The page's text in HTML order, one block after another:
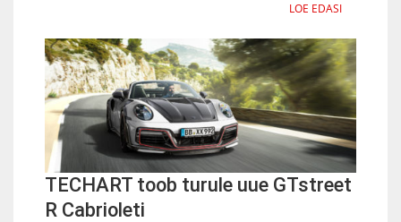
LOE EDASI
TECHART toob turule uue GTstreet
R Cabrioleti